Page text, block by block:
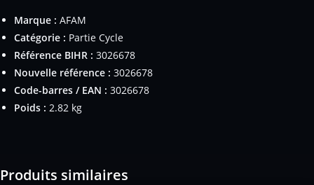
Marque : AFAM
Catégorie : Partie Cycle
Référence BIHR : 3026678
Nouvelle référence : 3026678
Code-barres / EAN : 3026678
Poids : 2.82 kg
Produits similaires